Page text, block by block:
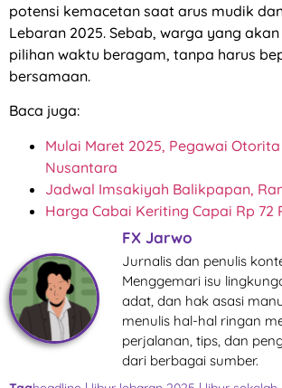
potensi kemacetan saat arus mudik
Lebaran 2025. Sebab, warga yang
pilihan waktu beragam, tanpa harus
bersamaan.
Baca juga:
Mulai Maret 2025, Pegawai
Nusantara
Jadwal Imsakiyah Balikpapan,
Harga Cabai Keriting Capai Rp 72
FX Jarwo
Jurnalis dan penulis
Menggemari isu
adat, dan hak asasi
menulis hal-hal ringan
perjalanan, tips, dan
dari berbagai sumber.